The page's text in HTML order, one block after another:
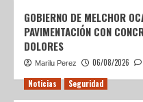
GOBIERNO DE MELCHOR
PAVIMENTACIÓN CON
DOLORES
Marilu Perez 06/08/2026
Noticias Seguridad